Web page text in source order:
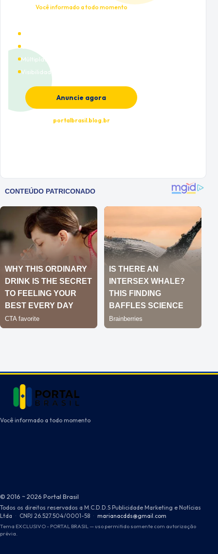
Você informado a todo momento
Múltiplas categorias
Visibilidade premium
Anuncie agora
portalbrasil.blog.br
Você informado a todo momento
© 2016 ~ 2026 Portal Brasil
Todos os direitos reservados a M.C.D.D.S Publicidade Marketing e Notícias
Ltda · CNPJ 26.527.504/0001-58 · marianacdds@gmail.com
Tema EXCLUSIVO - PORTAL BRASIL — uso permitido somente com autorização
prévia.